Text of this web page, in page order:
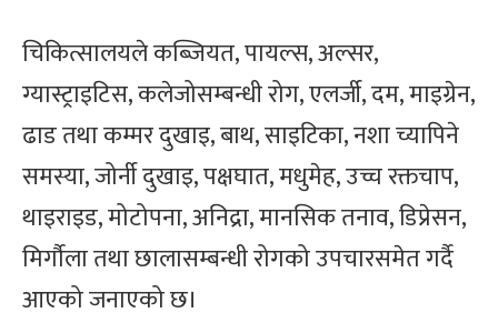
चिकित्सालयले कब्जियत, पायल्स, अल्सर,
ग्यास्ट्राइटिस, कलेजोसम्बन्धी रोग, एलर्जी, दम, माइग्रेन,
ढाड तथा कम्मर दुखाइ, बाथ, साइटिका, नशा च्यापिने
समस्या, जोर्नी दुखाइ, पक्षघात, मधुमेह, उच्च रक्तचाप,
थाइराइड, मोटोपना, अनिद्रा, मानसिक तनाव, डिप्रेसन,
मिर्गौला तथा छालासम्बन्धी रोगको उपचारसमेत गर्दै
आएको जनाएको छ।